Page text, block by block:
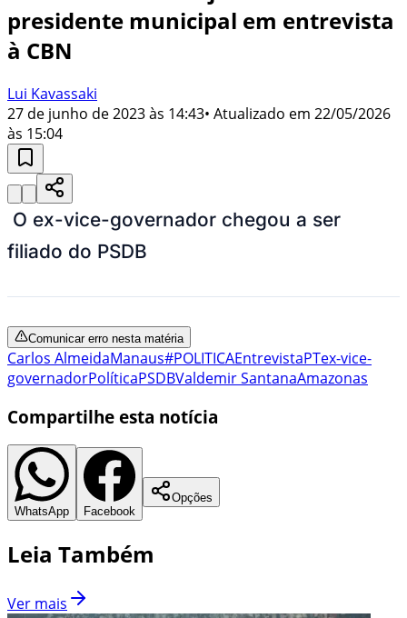
presidente municipal em entrevista
à CBN
Lui Kavassaki
27 de junho de 2023 às 14:43• Atualizado em 22/05/2026
às 15:04
O ex-vice-governador chegou a ser
filiado do PSDB
Comunicar erro nesta matéria
Carlos AlmeidaManaus#POLITICAEntrevistaPTex-vice-
governadorPolíticaPSDBValdemir SantanaAmazonas
Compartilhe esta notícia
WhatsApp Facebook
Opções
Leia Também
Ver mais